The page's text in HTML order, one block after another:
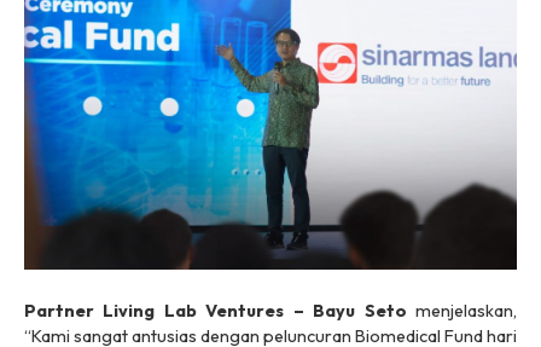
Partner Living Lab Ventures – Bayu Seto menjelaskan,
“Kami sangat antusias dengan peluncuran Biomedical Fund hari